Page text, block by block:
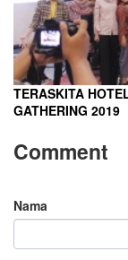
TERASKITA
GATHERING 2019
Comment
Nama